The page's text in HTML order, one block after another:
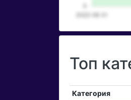
Топ
Категория